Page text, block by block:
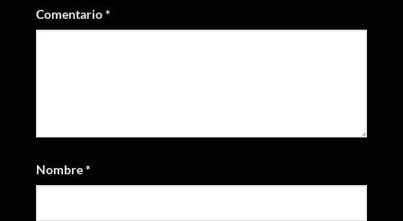
Comentario*
Nombre*